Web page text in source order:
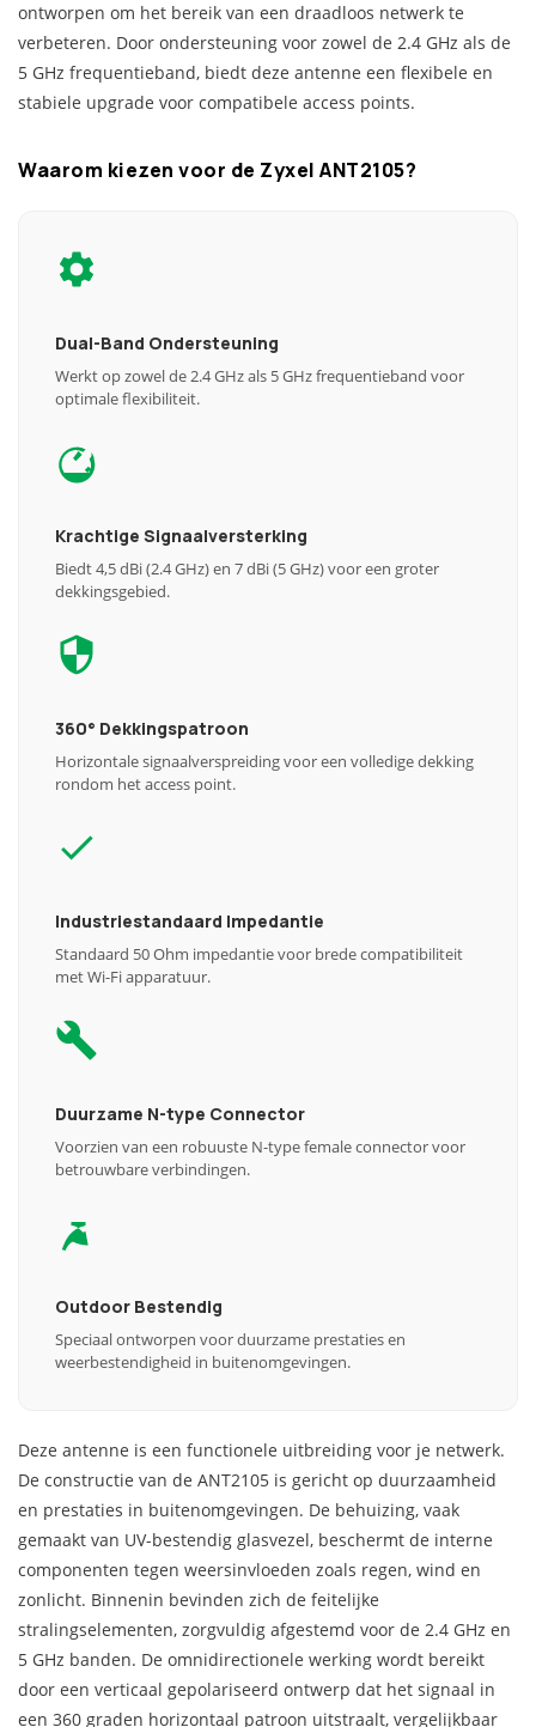
ontworpen om het bereik van een draadloos netwerk te
verbeteren. Door ondersteuning voor zowel de 2.4 GHz als de
5 GHz frequentieband, biedt deze antenne een flexibele en
stabiele upgrade voor compatibele access points.
Waarom kiezen voor de Zyxel ANT2105?
Dual-Band Ondersteuning
Werkt op zowel de 2.4 GHz als 5 GHz frequentieband voor
optimale flexibiliteit.
Krachtige Signaalversterking
Biedt 4,5 dBi (2.4 GHz) en 7 dBi (5 GHz) voor een groter
dekkingsgebied.
360° Dekkingspatroon
Horizontale signaalverspreiding voor een volledige dekking
rondom het access point.
Industriestandaard Impedantie
Standaard 50 Ohm impedantie voor brede compatibiliteit
met Wi-Fi apparatuur.
Duurzame N-type Connector
Voorzien van een robuuste N-type female connector voor
betrouwbare verbindingen.
Outdoor Bestendig
Speciaal ontworpen voor duurzame prestaties en
weerbestendigheid in buitenomgevingen.
Deze antenne is een functionele uitbreiding voor je netwerk.
De constructie van de ANT2105 is gericht op duurzaamheid
en prestaties in buitenomgevingen. De behuizing, vaak
gemaakt van UV-bestendig glasvezel, beschermt de interne
componenten tegen weersinvloeden zoals regen, wind en
zonlicht. Binnenin bevinden zich de feitelijke
stralingselementen, zorgvuldig afgestemd voor de 2.4 GHz en
5 GHz banden. De omnidirectionele werking wordt bereikt
door een verticaal gepolariseerd ontwerp dat het signaal in
een 360 graden horizontaal patroon uitstraalt, vergelijkbaar